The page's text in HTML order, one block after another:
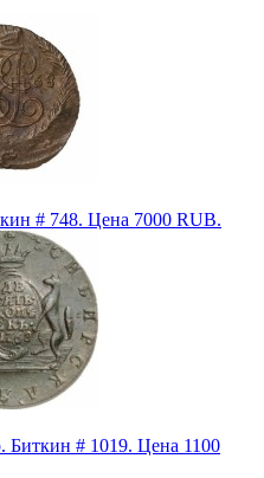
# 748. Цена 7000 RUB.
Биткин # 1019. Цена 1100